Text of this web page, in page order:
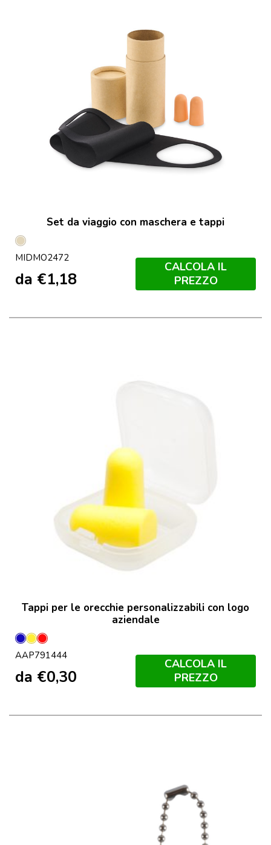
Set da viaggio con maschera e tappi
Beige
MIDMO2472
da €1,18
CALCOLA IL
PREZZO
Tappi per le orecchie personalizzabili con logo
aziendale
BluGialloRosso
AAP791444
da €0,30
CALCOLA IL
PREZZO